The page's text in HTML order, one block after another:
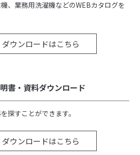
、業務用洗濯機などのWEBカタログを
ダウンロードはこちら
書・資料ダウンロード
探すことができます。
ダウンロードはこちら